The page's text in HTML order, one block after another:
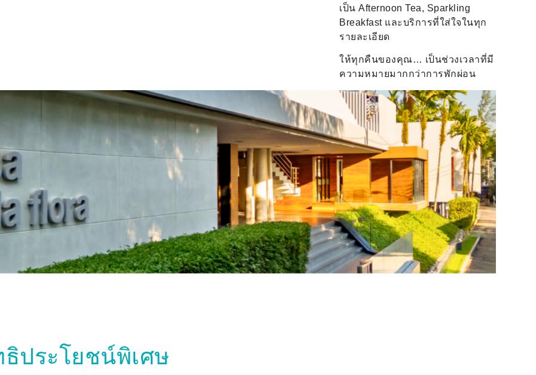
เป็น Afternoon Tea, Sparkling
Breakfast และบริการที่ใส่ใจในทุก
รายละเอียด
ให้ทุกคืนของคุณ… เป็นช่วงเวลาที่มี
ความหมายมากกว่าการพักผ่อน
ประโยชน์พิเศษ